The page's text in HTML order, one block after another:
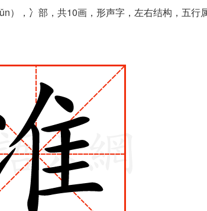
），冫部，共10画，形声字，左右结构，五行